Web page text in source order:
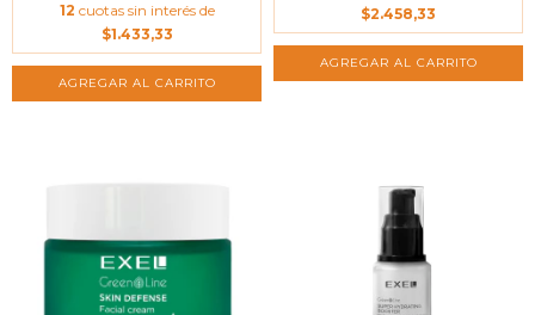
12 cuotas sin interés de
$1.433,33
$2.458,33